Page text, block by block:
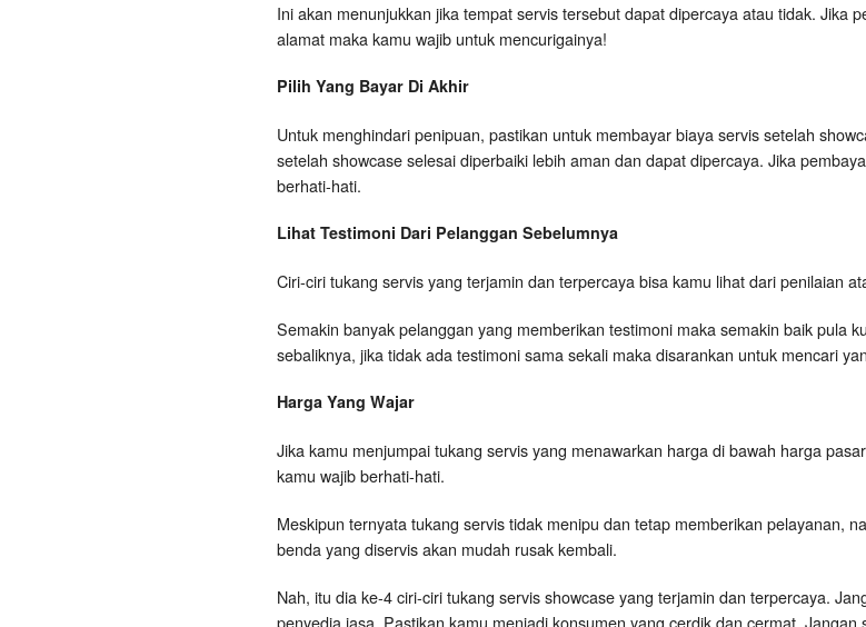
Ini akan menunjukkan jika tempat servis tersebut dapat dipercaya atau tidak. Jika
alamat maka kamu wajib untuk mencurigainya!
Pilih Yang Bayar Di Akhir
Untuk menghindari penipuan, pastikan untuk membayar biaya servis setelah
setelah showcase selesai diperbaiki lebih aman dan dapat dipercaya. Jika
berhati-hati.
Lihat Testimoni Dari Pelanggan Sebelumnya
Ciri-ciri tukang servis yang terjamin dan terpercaya bisa kamu lihat dari penilaian
Semakin banyak pelanggan yang memberikan testimoni maka semakin baik pula
sebaliknya, jika tidak ada testimoni sama sekali maka disarankan untuk mencari
Harga Yang Wajar
Jika kamu menjumpai tukang servis yang menawarkan harga di bawah harga
kamu wajib berhati-hati.
Meskipun ternyata tukang servis tidak menipu dan tetap memberikan pelayanan,
benda yang diservis akan mudah rusak kembali.
Nah, itu dia ke-4 ciri-ciri tukang servis showcase yang terjamin dan terpercaya.
penyedia jasa. Pastikan kamu menjadi konsumen yang cerdik dan cermat.